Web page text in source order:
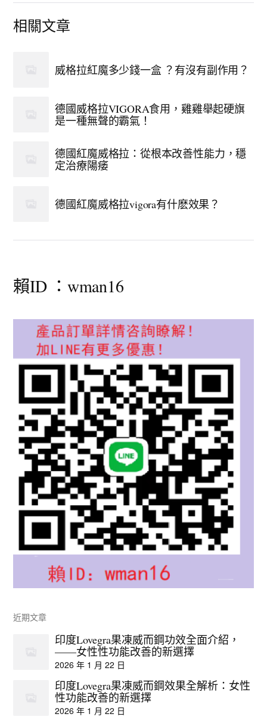
相關文章
威格拉紅魔多少錢一盒 ？有沒有副作用？
德國威格拉VIGORA食用，雞雞舉起硬旗
是一種無聲的霸氣！
德國紅魔威格拉：從根本改善性能力，穩
定治療陽痿
德國紅魔威格拉vigora有什麽效果？
賴ID ：wman16
近期文章
印度Lovegra果凍威而鋼功效全面介紹，
——女性性功能改善的新選擇
2026 年 1 月 22 日
印度Lovegra果凍威而鋼效果全解析：女性
性功能改善的新選擇
2026 年 1 月 22 日